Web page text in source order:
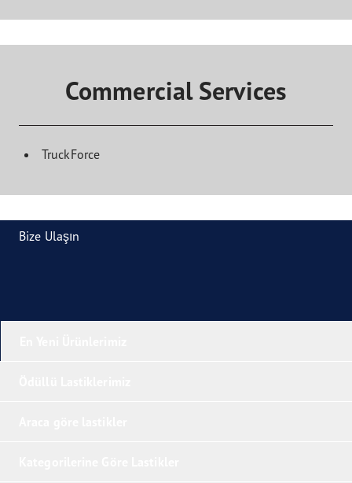
Commercial Services
TruckForce
Bize Ulaşın